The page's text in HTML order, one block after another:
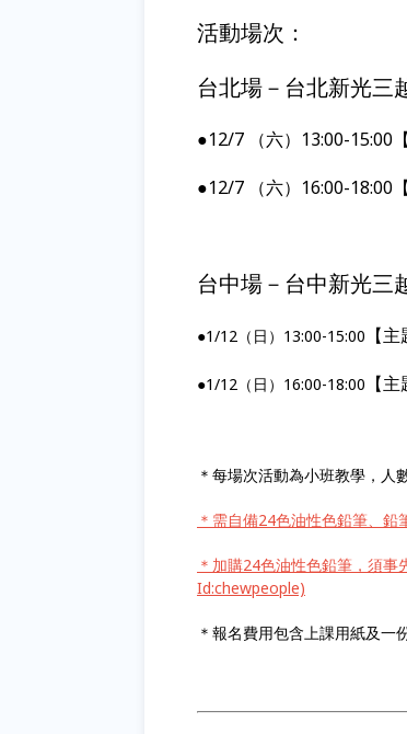
活動場次：
台北場－台北新光三
●12/7 （六）13:00-15:00
●12/7 （六）16:00-18:00
台中場－台中新光三
●1/12（日）13:00-15:00 【
●1/12（日）16:00-18:00 【
＊每場次活動為小班教學，人
＊需自備24色油性色鉛筆、
＊加購24色油性色鉛筆，須
Id:chewpeople)
＊報名費用包含上課用紙及一